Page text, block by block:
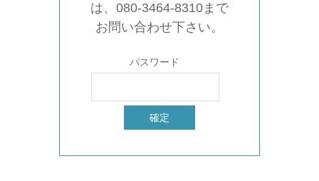
は、080-3464-8310まで
お問い合わせ下さい。
パスワード